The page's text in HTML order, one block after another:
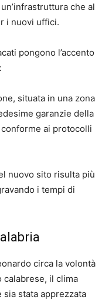
che al
i nuovi uffici.
pongono l’accento
situata in una zona
garanzie della
ai protocolli
nuovo sito risulta più
i tempi di
circa la volontà
il clima
stata apprezzata